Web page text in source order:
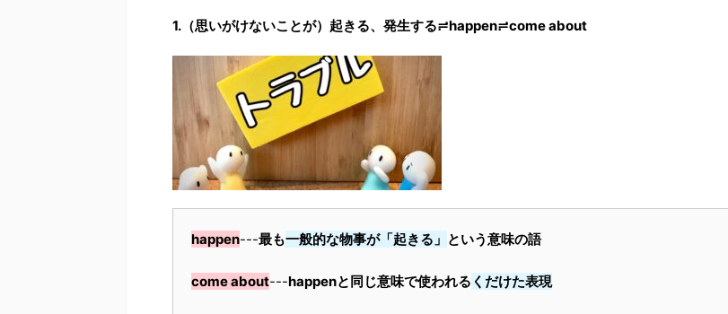
1.（思いがけないことが） 起きる、発生する≓happen≓come about
happen---最も一般的な物事が「起きる」 という意味の語
come about---happenと同じ意味で使われる くだけた表現